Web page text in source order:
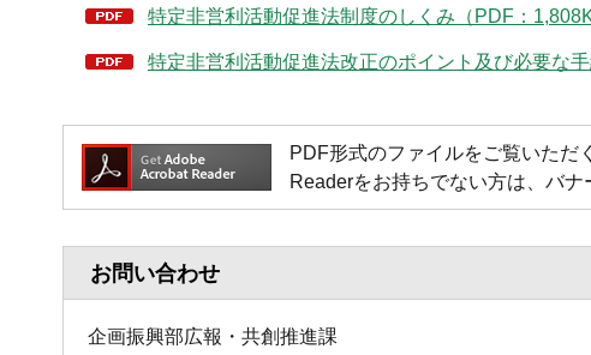
特定非営利活動促進法制度のしくみ（PDF：
特定非営利活動促進法改正のポイント及び必要な
PDF形式のファイルをご覧いただ
Readerをお持ちでない方は、バナ
お問い合わせ
企画振興部広報・共創推進課